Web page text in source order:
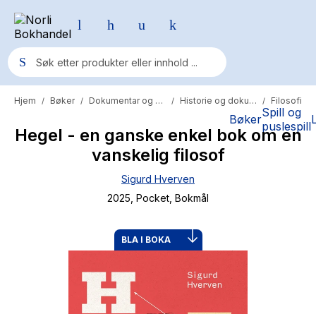
BøkerSpill og
puslespill
Populære søk
Pokemon
Fury Bound - Sable Sorensen
Hypopressiv trening
Hjem / Bøker / Dokumentar og fakta / Historie og dokumentar / Filosofi
Hegel - en ganske enkel bok om en
vanskelig filosof
Sigurd Hverven
2025 , Pocket , Bokmål
BLA I BOKA